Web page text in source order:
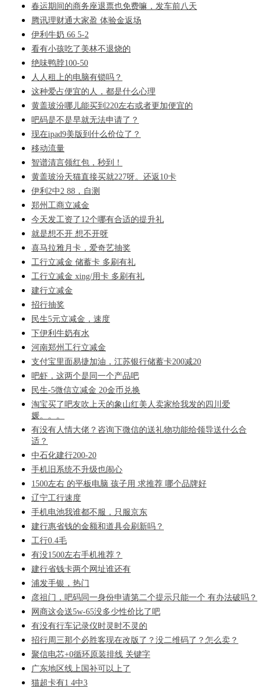
春运期间的商务座退票也免费嘛，发车前八天
腾讯理财通大家盈 体验金返场
伊利牛奶 66 5-2
看有小孩吃了美林不退烧的
绝味鸭脖100-50
人人租上的电脑有锁吗？
这种爱占便宜的人，都是什么心理
黄盖玻汾哪儿能买到220左右或者更加便宜的
吧码是不是早就无法申请了？
现在ipad9美版到什么价位了？
移动流量
智谱清言领红包，秒到！
黄盖玻汾天猫直接买就227呀。还返10卡
伊利2中2 88，自测
郑州工商立减金
今天发工资了12个哪有合适的提升礼
就是想不开 想不开呀
喜马拉雅月卡，爱奇艺抽奖
工行立减金 储蓄卡 多刷有礼
工行立减金 xing/用卡 多刷有礼
建行立减金
招行抽奖
民生5元立减金，速度
下伊利牛奶有水
河南郑州工行立减金
支付宝里面易捷加油，江苏银行储蓄卡200减20
吧虾，这两个是同一个产品吧
民生-5微信立减金 20金币兑换
淘宝买了吧友吹上天的象山红美人卖家给我发的四川爱
媛。。。
有没有人情大佬？咨询下微信的送礼物功能给领导送什么合
适？
中石化建行200-20
手机旧系统不升级也闹心
1500左右 的平板电脑 孩子用 求推荐 哪个品牌好
辽宁工行速度
手机电池我谁都不服，只服京东
建行惠省钱的金额和道具会刷新吗？
工行0.4毛
有没1500左右手机推荐？
建行省钱卡两个网址谁还有
浦发手银，热门
彦祖门，吧码同一身份申请第二个提示只能一个 有办法破吗？
网商这会送5w-65没多少性价比了吧
有没有行车记录仪时灵时不灵的
招行周三那个必胜客现在改版了？没二维码了？怎么卖？
聚信电芯+0循环原装排线 关键字
广东地区线上国补可以上了
猫超卡有1 4中3